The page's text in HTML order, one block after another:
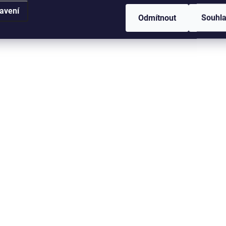
Odmítnout